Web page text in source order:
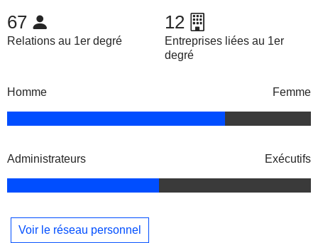
67
Relations au 1er degré
12
Entreprises liées au 1er
degré
Homme Femme
Administrateurs Exécutifs
Voir le réseau personnel